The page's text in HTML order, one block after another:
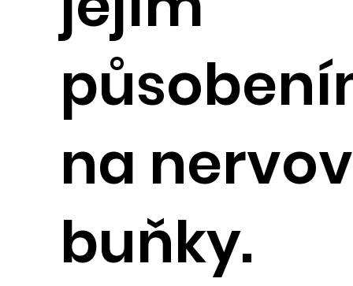
na
buňky.